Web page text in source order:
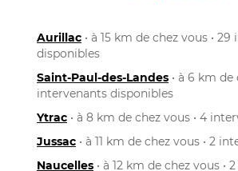
Aurillac • à 15 km de chez vous •
disponibles
Saint-Paul-des-Landes • à 6 km de
intervenants disponibles
Ytrac • à 8 km de chez vous • 4
Jussac • à 11 km de chez vous • 2
Naucelles • à 12 km de chez vous •